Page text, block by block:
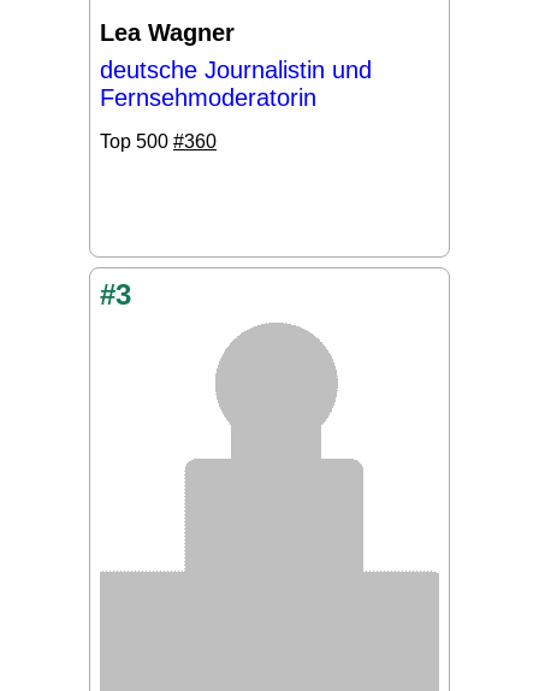
Lea Wagner
deutsche Journalistin und
Fernsehmoderatorin
Top 500 #360
#3